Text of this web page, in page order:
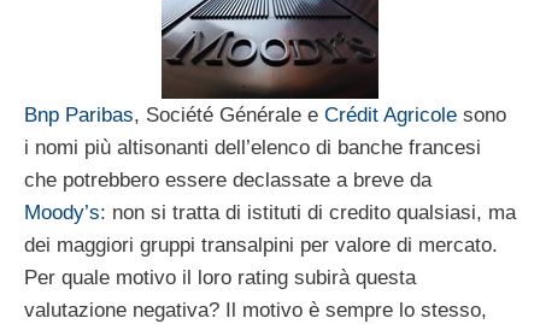
Bnp Paribas, Société Générale e Crédit Agricole sono
i nomi più altisonanti dell’elenco di banche francesi
che potrebbero essere declassate a breve da
Moody’s: non si tratta di istituti di credito qualsiasi, ma
dei maggiori gruppi transalpini per valore di mercato.
Per quale motivo il loro rating subirà questa
valutazione negativa? Il motivo è sempre lo stesso,